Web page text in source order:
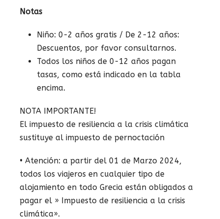
Notas
Niño: 0-2 años gratis / De 2-12 años:
Descuentos, por favor consultarnos.
Todos los niños de 0-12 años pagan
tasas, como está indicado en la tabla
encima.
NOTA IMPORTANTE!
El impuesto de resiliencia a la crisis climática
sustituye al impuesto de pernoctación
• Atención: a partir del 01 de Marzo 2024,
todos los viajeros en cualquier tipo de
alojamiento en todo Grecia están obligados a
pagar el » Impuesto de resiliencia a la crisis
climática».